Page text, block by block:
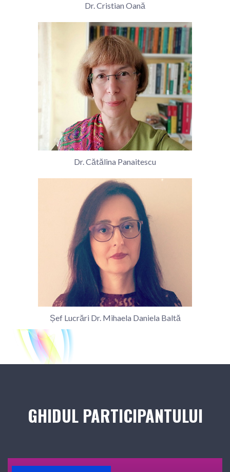
Dr. Cristian Oană
Dr. Cătălina Panaitescu
Șef Lucrări Dr. Mihaela Daniela Baltă
GHIDUL PARTICIPANTULUI